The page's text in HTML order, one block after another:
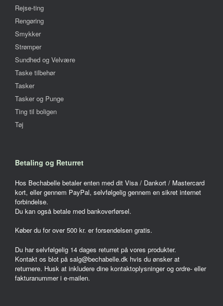
Rejse-ting
Rengøring
Smykker
Strømper
Sundhed og Velvære
Taske tilbehør
Tasker
Tasker og Punge
Ting til boligen
Tøj
Betaling og Returret
Hos Bechabelle betaler enten med dit Visa / Dankort / Mastercard
kort, eller gennem PayPal, selvfølgelig gennem en sikret internet
forbindelse.
Du kan også betale med bankoverførsel.
Køber du for over 500 kr. er forsendelsen gratis.
Du har selvfølgelig 14 dages returret på vores produkter.
Kontakt os blot på salg@bechabelle.dk hvis du ønsker at
returnere. Husk at inkludere dine kontaktoplysninger og ordre- eller
fakturanummer i e-mailen.